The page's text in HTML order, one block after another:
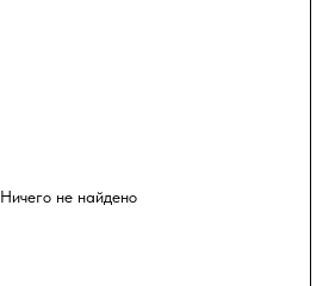
Ничего не найдено